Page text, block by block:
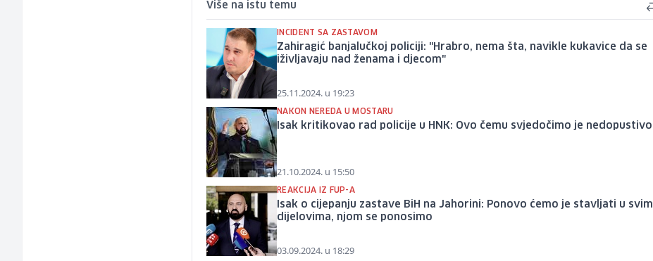
Više na istu temu
INCIDENT SA ZASTAVOM
Zahiragić banjalučkoj policiji: "Hrabro, nema šta, navikle kukavice da se
iživljavaju nad ženama i djecom"
25.11.2024. u 19:23
NAKON NEREDA U MOSTARU
Isak kritikovao rad policije u HNK: Ovo čemu svjedočimo je nedopustivo
21.10.2024. u 15:50
REAKCIJA IZ FUP-A
Isak o cijepanju zastave BiH na Jahorini: Ponovo ćemo je stavljati u svim
dijelovima, njom se ponosimo
03.09.2024. u 18:29